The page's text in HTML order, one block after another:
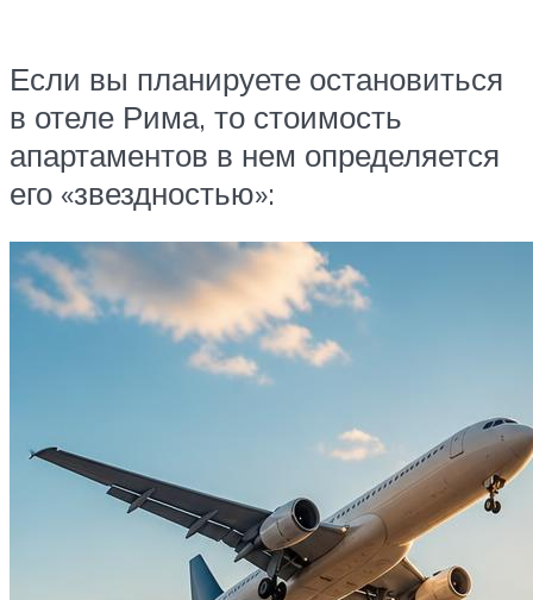
Если вы планируете остановиться
в отеле Рима, то стоимость
апартаментов в нем определяется
его «звездностью»: